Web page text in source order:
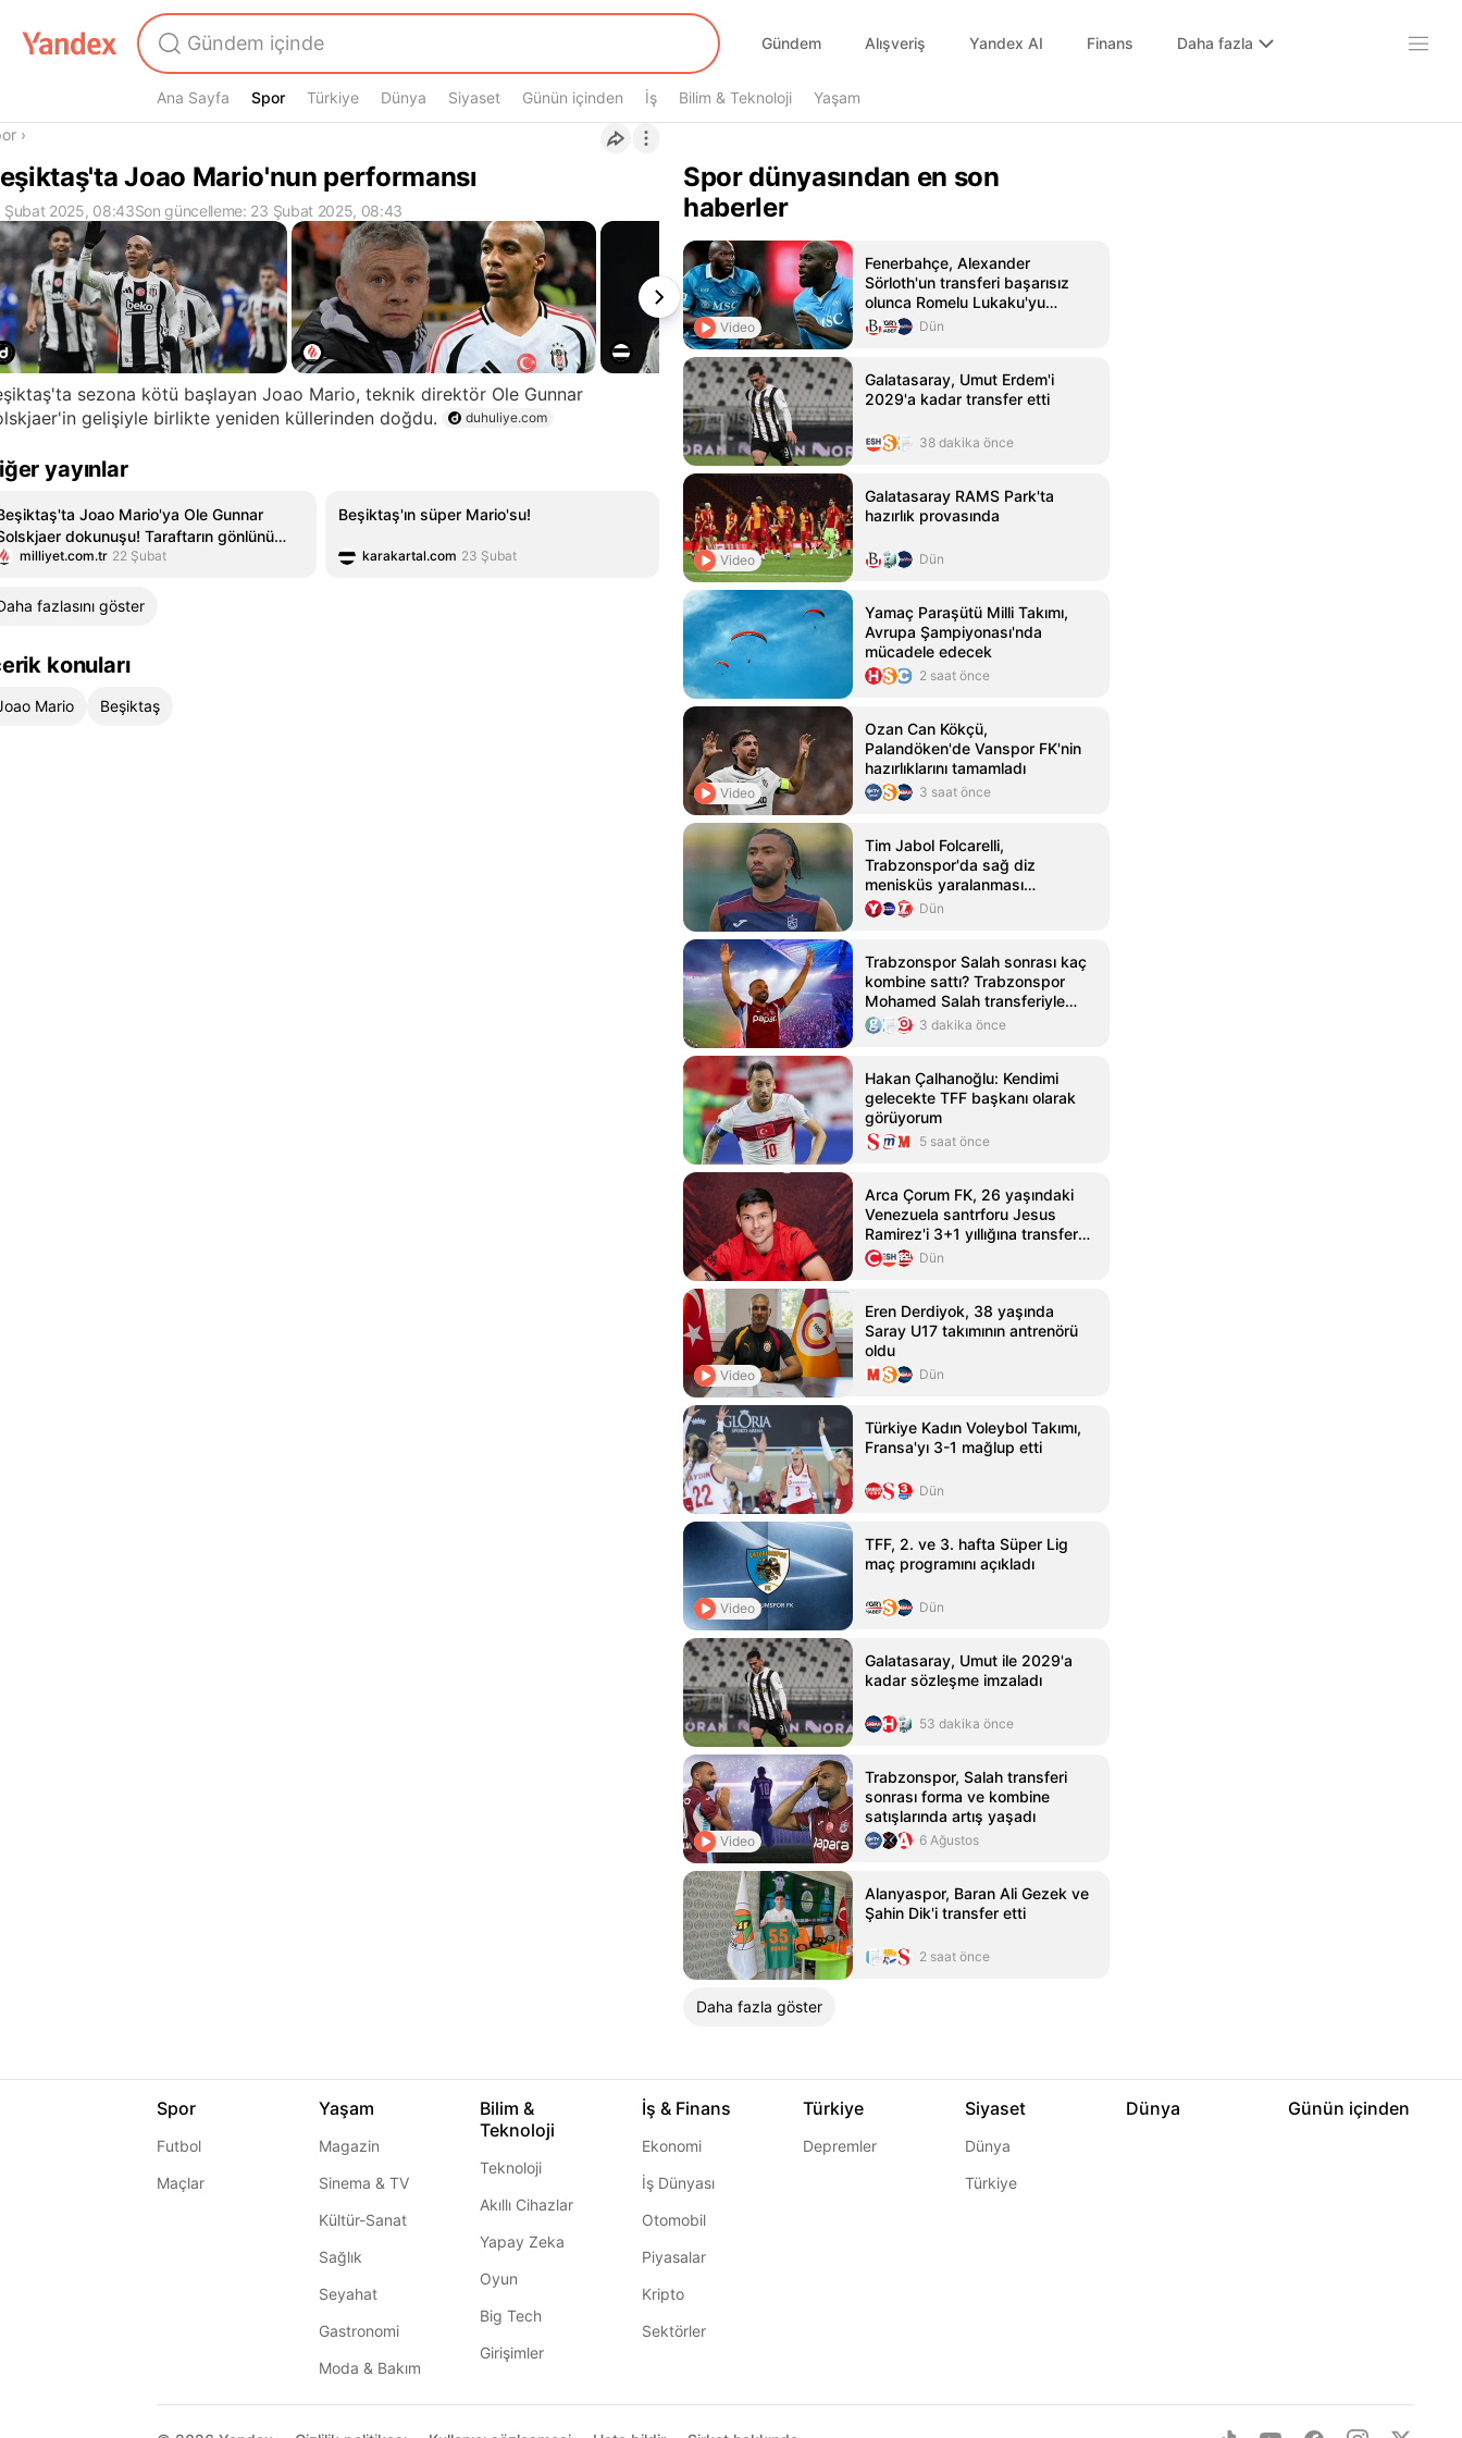
Gündem Alışveriş Yandex AI Finans Daha fazla
Ana Sayfa Spor
Spor Türkiye Dünya Siyaset Günün içinden İş Bilim & Teknoloji Yaşam
›
Joao Mario'nun performansı
Şubat 2025, 08:43Son güncelleme: 23 Şubat 2025, 08:43
sezona kötü başlayan Joao Mario, teknik direktör Ole Gunnar
gelişiyle birlikte yeniden küllerinden doğdu.
duhuliye.com
yayınlar
Joao Mario'ya Ole Gunnar
dokunuşu! Taraftarın gönlünü
milliyet.com.tr 22 Şubat
Beşiktaş'ın süper Mario'su!
karakartal.com 23 Şubat
fazlasını göster
konuları
Mario Beşiktaş
Spor dünyasından en son
haberler
Video
Fenerbahçe, Alexander
Sörloth'un transferi başarısız
olunca Romelu Lukaku'yu
hedefliyor
Dün
Galatasaray, Umut Erdem'i
2029'a kadar transfer etti
38 dakika önce
Video
Galatasaray RAMS Park'ta
hazırlık provasında
Dün
Yamaç Paraşütü Milli Takımı,
Avrupa Şampiyonası'nda
mücadele edecek
2 saat önce
Video
Ozan Can Kökçü,
Palandöken'de Vanspor FK'nin
hazırlıklarını tamamladı
3 saat önce
Tim Jabol Folcarelli,
Trabzonspor'da sağ diz
menisküs yaralanması
nedeniyle ameliyat oldu
Dün
Trabzonspor Salah sonrası kaç
kombine sattı? Trabzonspor
Mohamed Salah transferiyle
kombine satış rekoru kırdı
3 dakika önce
Hakan Çalhanoğlu: Kendimi
gelecekte TFF başkanı olarak
görüyorum
5 saat önce
Arca Çorum FK, 26 yaşındaki
Venezuela santrforu Jesus
Ramirez'i 3+1 yıllığına transfer
etti
Dün
Video
Eren Derdiyok, 38 yaşında
Saray U17 takımının antrenörü
oldu
Dün
Türkiye Kadın Voleybol Takımı,
Fransa'yı 3-1 mağlup etti
Dün
Video
TFF, 2. ve 3. hafta Süper Lig
maç programını açıkladı
Dün
Galatasaray, Umut ile 2029'a
kadar sözleşme imzaladı
53 dakika önce
Video
Trabzonspor, Salah transferi
sonrası forma ve kombine
satışlarında artış yaşadı
6 Ağustos
Alanyaspor, Baran Ali Gezek ve
Şahin Dik'i transfer etti
2 saat önce
Daha fazla göster
Spor
Futbol
Maçlar
Yaşam
Magazin
Sinema & TV
Kültür-Sanat
Sağlık
Seyahat
Gastronomi
Moda & Bakım
Bilim &
Teknoloji
Teknoloji
Akıllı Cihazlar
Yapay Zeka
Oyun
Big Tech
Girişimler
İş & Finans
Ekonomi
İş Dünyası
Otomobil
Piyasalar
Kripto
Sektörler
Türkiye
Depremler
Siyaset
Dünya
Türkiye
Dünya Günün içinden